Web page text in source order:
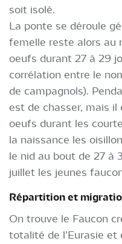
soit isolé.
La ponte se déroule
femelle reste alors au
oeufs durant 27 à 29
corrélation entre le
de campagnols).
est de chasser, mais il
oeufs durant les
la naissance les
le nid au bout de 27 à
juillet les jeunes
Répartition et
On trouve le Faucon
totalité de l’Eurasie et